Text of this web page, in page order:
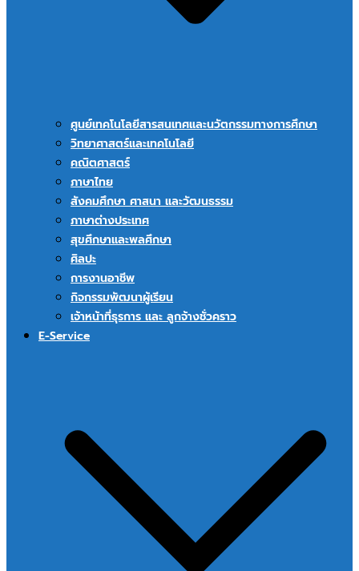
ศูนย์เทคโนโลยีสารสนเทศและนวัตกรรมทางการศึกษา
วิทยาศาสตร์และเทคโนโลยี
คณิตศาสตร์
ภาษาไทย
สังคมศึกษา ศาสนา และวัฒนธรรม
ภาษาต่างประเทศ
สุขศึกษาและพลศึกษา
ศิลปะ
การงานอาชีพ
กิจกรรมพัฒนาผู้เรียน
เจ้าหน้าที่ธุรการ และ ลูกจ้างชั่วคราว
E-Service